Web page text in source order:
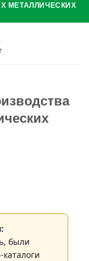
МЕТАЛЛИЧЕСКИХ
были